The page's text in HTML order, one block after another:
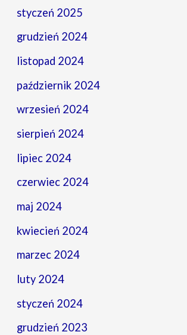
styczeń 2025
grudzień 2024
listopad 2024
październik 2024
wrzesień 2024
sierpień 2024
lipiec 2024
czerwiec 2024
maj 2024
kwiecień 2024
marzec 2024
luty 2024
styczeń 2024
grudzień 2023